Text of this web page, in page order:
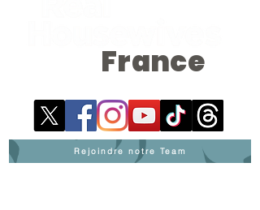
France
Rejoindre notre Team